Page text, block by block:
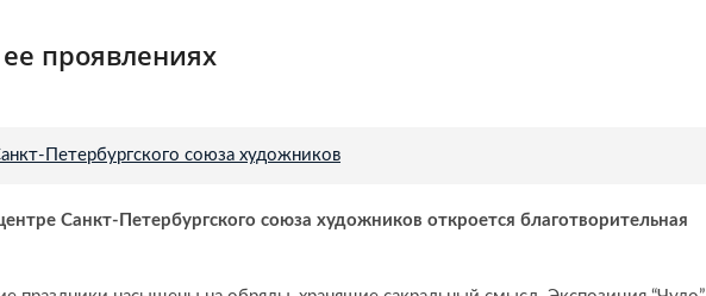
проявлениях
Петербургского союза художников
Санкт-Петербургского союза художников откроется благотворительная